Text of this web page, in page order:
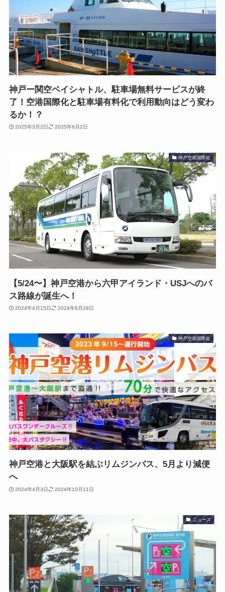
神戸ー関空ベイシャトル、駐車場無料サービスが終
了！空港国際化と駐車場有料化で利用動向はどう変わ
るか！？
2025年3月2日 2025年6月2日
神戸空港国際化
【5/24〜】神戸空港から六甲アイランド・USJへのバ
ス路線が誕生へ！
2024年4月15日 2024年6月29日
神戸空港国際化
神戸空港と大阪駅を結ぶリムジンバス、5月より減便
へ
2024年4月3日 2024年10月11日
ニュース